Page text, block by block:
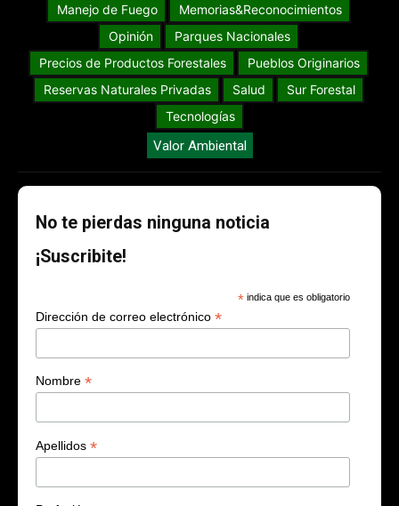
Manejo de Fuego
Memorias&Reconocimientos
Opinión
Parques Nacionales
Precios de Productos Forestales
Pueblos Originarios
Reservas Naturales Privadas
Salud
Sur Forestal
Tecnologías
Valor Ambiental
No te pierdas ninguna noticia
¡Suscribite!
* indica que es obligatorio
Dirección de correo electrónico *
Nombre *
Apellidos *